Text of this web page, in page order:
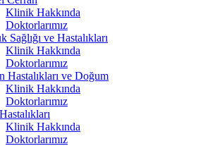
Klinik Hakkında
Doktorlarımız
Sağlığı ve Hastalıkları
Klinik Hakkında
Doktorlarımız
Hastalıkları ve Doğum
Klinik Hakkında
Doktorlarımız
Klinik Hakkında
Doktorlarımız